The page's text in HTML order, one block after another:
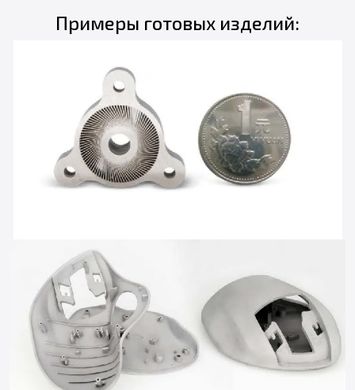
Примеры готовых изделий: